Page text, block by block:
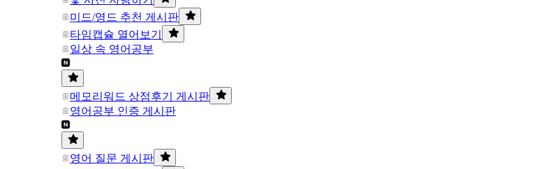
미드/영드 추천 게시판
타임캡슐 열어보기
일상 속 영어공부
메모리워드 상점후기 게시판
영어공부 인증 게시판
영어 질문 게시판